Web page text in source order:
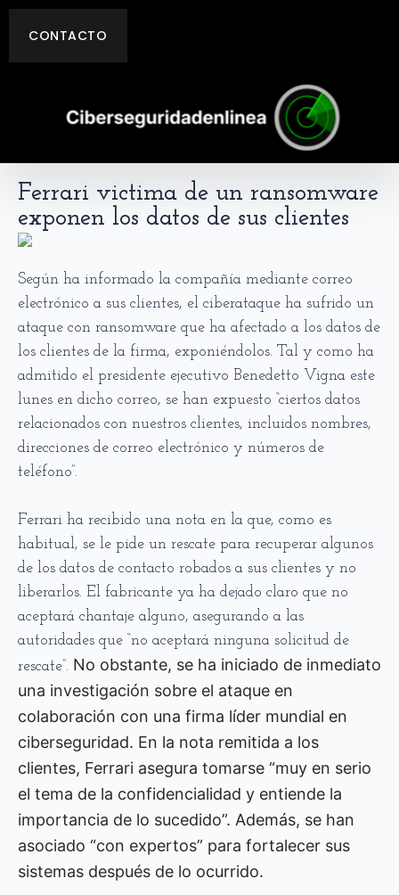
CONTACTO
Ferrari victima de un ransomware
exponen los datos de sus clientes
Según ha informado la compañía mediante correo
electrónico a sus clientes, el ciberataque ha sufrido un
ataque con ransomware que ha afectado a los datos de
los clientes de la firma, exponiéndolos. Tal y como ha
admitido el presidente ejecutivo Benedetto Vigna este
lunes en dicho correo, se han expuesto “ciertos datos
relacionados con nuestros clientes, incluidos nombres,
direcciones de correo electrónico y números de
teléfono”.
Ferrari ha recibido una nota en la que, como es
habitual, se le pide un rescate para recuperar algunos
de los datos de contacto robados a sus clientes y no
liberarlos. El fabricante ya ha dejado claro que no
aceptará chantaje alguno, asegurando a las
autoridades que “no aceptará ninguna solicitud de
rescate”. No obstante, se ha iniciado de inmediato
una investigación sobre el ataque en
colaboración con una firma líder mundial en
ciberseguridad. En la nota remitida a los
clientes, Ferrari asegura tomarse “muy en serio
el tema de la confidencialidad y entiende la
importancia de lo sucedido”. Además, se han
asociado “con expertos” para fortalecer sus
sistemas después de lo ocurrido.